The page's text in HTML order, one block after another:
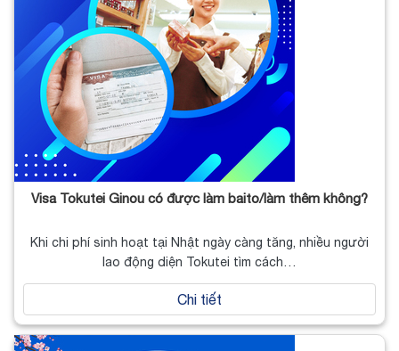
Visa Tokutei Ginou có được làm baito/làm thêm không?
Khi chi phí sinh hoạt tại Nhật ngày càng tăng, nhiều người
lao động diện Tokutei tìm cách…
Chi tiết